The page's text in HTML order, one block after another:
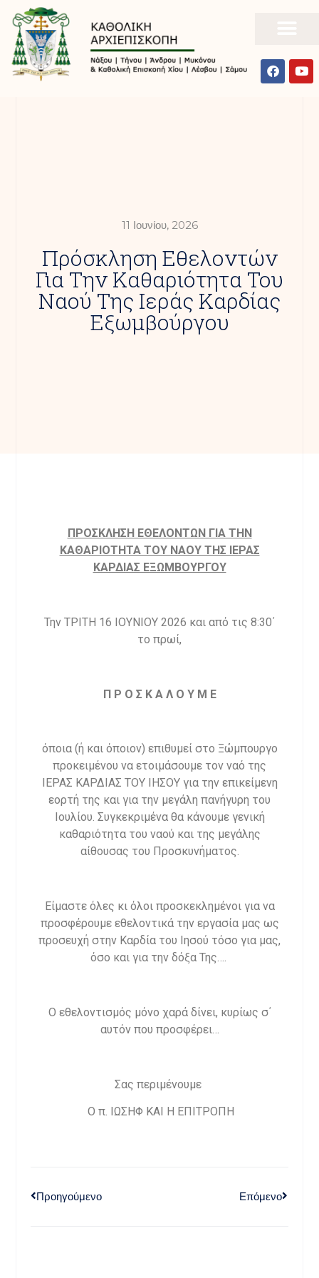
11 Ιουνίου, 2026
Πρόσκληση Εθελοντών
Για Την Καθαριότητα Του
Ναού Της Ιεράς Καρδίας
Εξωμβούργου
ΠΡΟΣΚΛΗΣΗ ΕΘΕΛΟΝΤΩΝ ΓΙΑ ΤΗΝ
ΚΑΘΑΡΙΟΤΗΤΑ ΤΟΥ ΝΑΟΥ ΤΗΣ ΙΕΡΑΣ
ΚΑΡΔΙΑΣ ΕΞΩΜΒΟΥΡΓΟΥ
Την ΤΡΙΤΗ 16 ΙΟΥΝΙΟΥ 2026 και από τις 8:30΄
το πρωί,
Π Ρ Ο Σ Κ Α Λ Ο Υ Μ Ε
όποια (ή και όποιον) επιθυμεί στο Ξώμπουργο
προκειμένου να ετοιμάσουμε τον ναό της
ΙΕΡΑΣ ΚΑΡΔΙΑΣ ΤΟΥ ΙΗΣΟΥ για την επικείμενη
εορτή της και για την μεγάλη πανήγυρη του
Ιουλίου. Συγκεκριμένα θα κάνουμε γενική
καθαριότητα του ναού και της μεγάλης
αίθουσας του Προσκυνήματος.
Είμαστε όλες κι όλοι προσκεκλημένοι για να
προσφέρουμε εθελοντικά την εργασία μας ως
προσευχή στην Καρδία του Ιησού τόσο για μας,
όσο και για την δόξα Της….
Ο εθελοντισμός μόνο χαρά δίνει, κυρίως σ΄
αυτόν που προσφέρει…
Σας περιμένουμε
Ο π. ΙΩΣΗΦ ΚΑΙ Η ΕΠΙΤΡΟΠΗ
Προηγούμενο Επόμενο